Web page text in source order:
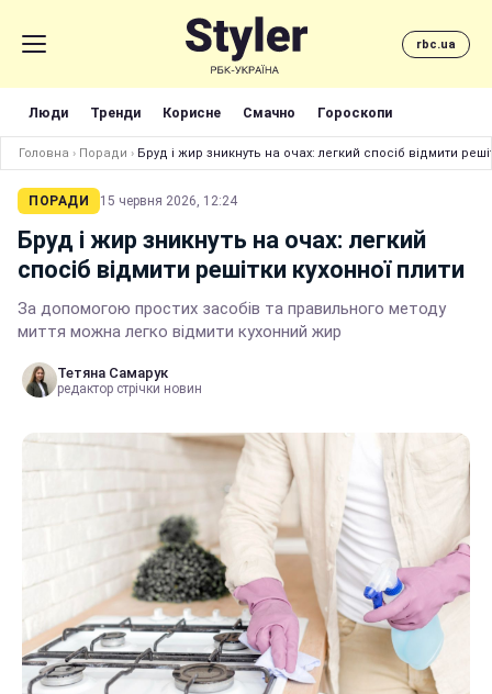
rbc.ua
Люди Тренди Корисне Смачно Гороскопи
Головна › Поради › Бруд і жир зникнуть на очах: легкий спосіб відмити
ПОРАДИ 15 червня 2026, 12:24
Бруд і жир зникнуть на очах: легкий
спосіб відмити решітки кухонної плити
За допомогою простих засобів та правильного методу
миття можна легко відмити кухонний жир
Тетяна Самарук
редактор стрічки новин